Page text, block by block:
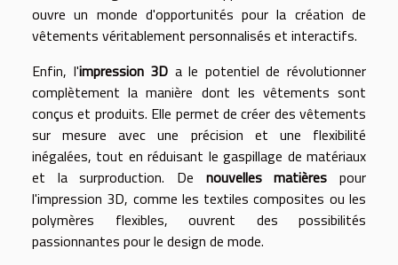
ouvre un monde d'opportunités pour la création de
vêtements véritablement personnalisés et interactifs.
Enfin, l'impression 3D a le potentiel de révolutionner
complètement la manière dont les vêtements sont
conçus et produits. Elle permet de créer des vêtements
sur mesure avec une précision et une flexibilité
inégalées, tout en réduisant le gaspillage de matériaux
et la surproduction. De nouvelles matières pour
l'impression 3D, comme les textiles composites ou les
polymères flexibles, ouvrent des possibilités
passionnantes pour le design de mode.